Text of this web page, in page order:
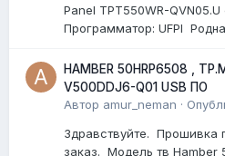
Panel TPT550WR-QVN05.U
Программатор: UFPI
HAMBER 50HRP6508 ,
V500DDJ6-Q01 USB ПО
Автор amur_neman ·
Здравствуйте. Прошивка
заказ. Модель тв Hamber